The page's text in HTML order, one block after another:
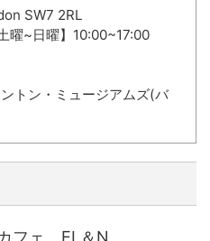
SW7 2RL
曜~日曜】10:00~17:00
トン・ミュージアムズ(バ